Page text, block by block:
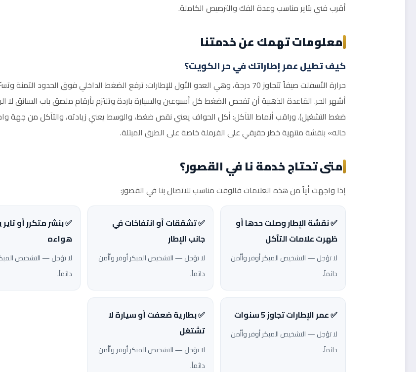
أقرب فني بتاير مناسب وعدة الفك والترصيص الكاملة.
معلومات تهمك عن خدمتنا
كيف تطيل عمر إطاراتك في حر الكويت؟
حرارة الأسفلت صيفاً تتجاوز 70 درجة، وهي العدو الأول للإطارات: ترفع الضغط الداخلي فوق
أشهر الحر. القاعدة الذهبية أن تفحص الضغط كل أسبوعين والسيارة باردة وتلتزم بأرقام ملصق باب السائق لا
ضغط التشغيل). وراقب أنماط التآكل: أكل الحواف يعني نقص ضغط، والوسط يعني زيادته، والتآكل من جهة
حاله» بنقشة منتهية خطر حقيقي على الفرملة خاصة على الطرق المبتلة.
متى تحتاج خدمة نا في القصور؟
إذا واجهت أياً من هذه العلامات فالوقت مناسب للاتصال بنا في القصور:
✅ نقشة الإطار وصلت حدها أو
ظهرت علامات التآكل
لا تؤجل — التشخيص المبكر أوفر وأأمن
دائماً.
✅ تشققات أو انتفاخات في
جانب الإطار
لا تؤجل — التشخيص المبكر أوفر وأأمن
دائماً.
✅ بنشر متكرر أو
هواءه
لا تؤجل — التشخيص
دائماً.
✅ عمر الإطارات تجاوز 5 سنوات
لا تؤجل — التشخيص المبكر أوفر وأأمن
دائماً.
✅ بطارية ضعفت أو سيارة لا
تشتغل
لا تؤجل — التشخيص المبكر أوفر وأأمن
دائماً.